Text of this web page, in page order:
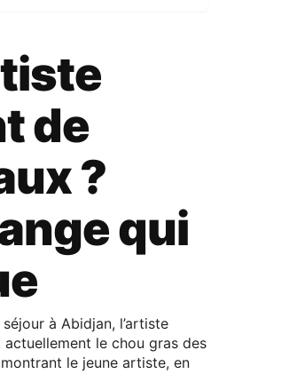
de
?
qui
à Abidjan, l’artiste
le chou gras des
le jeune artiste, en